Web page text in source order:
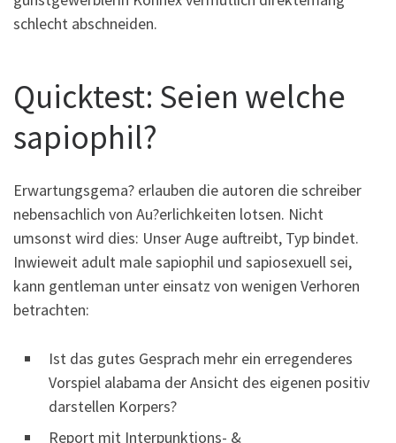
schlecht abschneiden.
Quicktest: Seien welche
sapiophil?
Erwartungsgema? erlauben die autoren die schreiber
nebensachlich von Au?erlichkeiten lotsen. Nicht
umsonst wird dies: Unser Auge auftreibt, Typ bindet.
Inwieweit adult male sapiophil und sapiosexuell sei,
kann gentleman unter einsatz von wenigen Verhoren
betrachten:
Ist das gutes Gesprach mehr ein erregenderes
Vorspiel alabama der Ansicht des eigenen positiv
darstellen Korpers?
Report mit Interpunktions- &